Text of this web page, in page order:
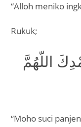
“Alloh meniko
Rukuk;
اللّهُمَّ
“Moho suci